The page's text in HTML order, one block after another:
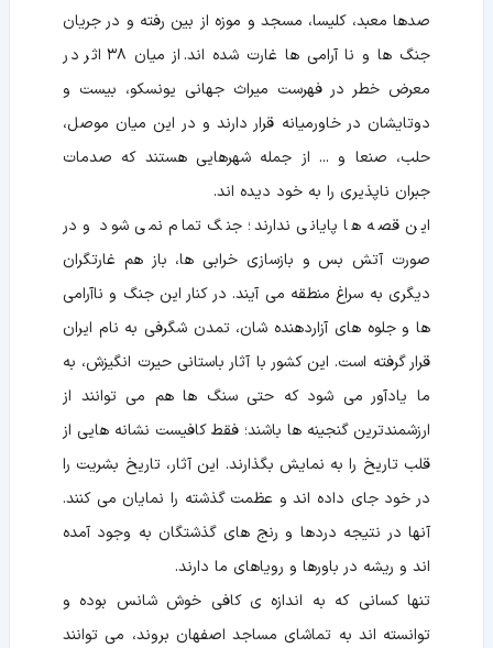
صدها معبد، کلیسا، مسجد و موزه از بین رفته و در جریان
جنگ ها و نا آرامی ها غارت شده اند. از میان ۳۸ اثر در
معرض خطر در فهرست میراث جهانی یونسکو، بیست و
دوتایشان در خاورمیانه قرار دارند و در این میان موصل،
حلب، صنعا و ... از جمله شهرهایی هستند که صدمات
جبران ناپذیری را به خود دیده اند.
این قصه ها پایانی ندارند؛ جنگ تمام نمی شود و در
صورت آتش بس و بازسازی خرابی ها، باز هم غارتگران
دیگری به سراغ منطقه می آیند. در کنار این جنگ و ناآرامی
ها و جلوه های آزاردهنده شان، تمدن شگرفی به نام ایران
قرار گرفته است. این کشور با آثار باستانی حیرت انگیزش، به
ما یادآور می شود که حتی سنگ ها هم می توانند از
ارزشمندترین گنجینه ها باشند؛ فقط کافیست نشانه هایی از
قلب تاریخ را به نمایش بگذارند. این آثار، تاریخ بشریت را
در خود جای داده اند و عظمت گذشته را نمایان می کنند.
آنها در نتیجه دردها و رنج های گذشتگان به وجود آمده
اند و ریشه در باورها و رویاهای ما دارند.
تنها کسانی که به اندازه ی کافی خوش شانس بوده و
توانسته اند به تماشای مساجد اصفهان بروند، می توانند